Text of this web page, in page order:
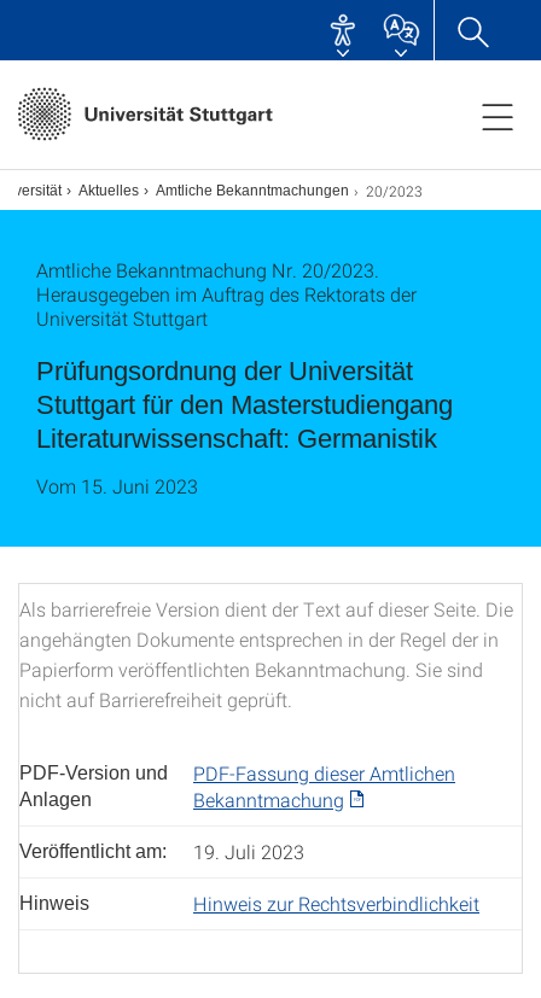
Aktuelles Amtliche Bekanntmachungen 20/2023
Amtliche Bekanntmachung Nr. 20/2023.
Herausgegeben im Auftrag des Rektorats der
Universität Stuttgart
Prüfungsordnung der Universität
Stuttgart für den Masterstudiengang
Literaturwissenschaft: Germanistik
Vom 15. Juni 2023
Als barrierefreie Version dient der Text auf dieser Seite. Die
angehängten Dokumente entsprechen in der Regel der in
Papierform veröffentlichten Bekanntmachung. Sie sind
nicht auf Barrierefreiheit geprüft.
PDF-Version und
Anlagen
PDF-Fassung dieser Amtlichen
Bekanntmachung
Veröffentlicht am: 19. Juli 2023
Hinweis Hinweis zur Rechtsverbindlichkeit